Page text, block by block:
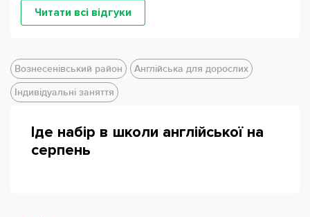
Читати всі відгуки
Вознесенівський район
Англійська для дорослих
Індивідуальні заняття
Іде набір в школи англійської на
серпень